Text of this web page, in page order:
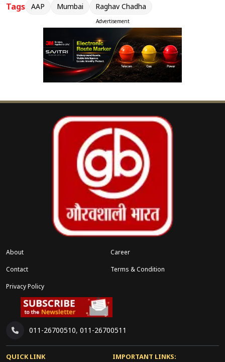
संबंधित खबरें
बारिश से कई राज्यों में हालात बिगड़े
मुख्य स्थल पर प्रवेश रोके जाने के कारण AAP कार्यकर्ता
बांद्रा रेलवे स्टेशन पर एकत्र हुए और वहीं से अपना विरोध
जारी रखा। इसके बाद कुछ कार्यकर्ता खार पहुंचे और राघव
चड्ढा तथा उनकी पत्नी परिणीति चोपड़ा के आवास के बाहर
स्थिति को नियंत्रित करने के लिए पुलिस ने हस्तक्षेप किया
और रुबेन मस्करेन्हास, सुमित्रा श्रीवास्तव सहित कई नेताओं
को हिरासत में लिया। आम आदमी पार्टी मुंबई इकाई ने इस
पूरी कार्रवाई को शांतिपूर्ण और वैध लोकतांत्रिक विरोध को
दबाने का प्रयास बताया है। पार्टी ने आरोप लगाया कि
और इस पर गंभीर चिंता जताई है।
Tags AAP Mumbai Raghav Chadha
Advertisement
About
Career
Contact
Terms & Condition
Privacy Policy
011-26700510, 011-26700511
QUICK LINK IMPORTANT LINKS: